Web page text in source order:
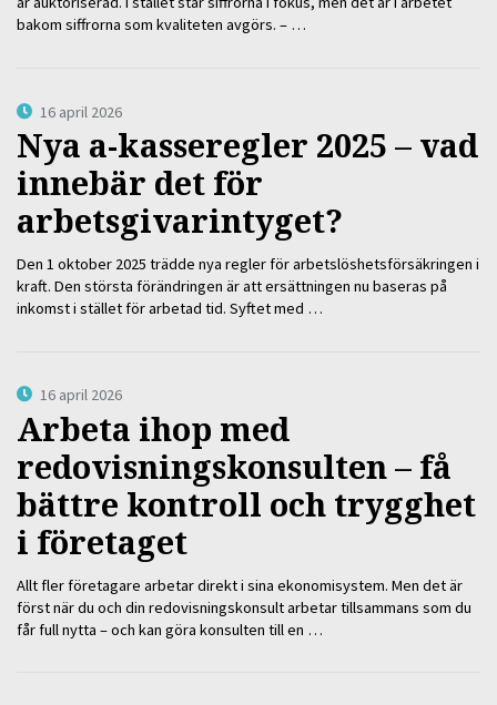
bakom siffrorna som kvaliteten avgörs. – …
16 april 2026
Nya a-kasseregler 2025 – vad
innebär det för
arbetsgivarintyget?
Den 1 oktober 2025 trädde nya regler för arbetslöshetsförsäkringen i
kraft. Den största förändringen är att ersättningen nu baseras på
inkomst i stället för arbetad tid. Syftet med …
16 april 2026
Arbeta ihop med
redovisningskonsulten – få
bättre kontroll och trygghet
i företaget
Allt fler företagare arbetar direkt i sina ekonomisystem. Men det är
först när du och din redovisningskonsult arbetar tillsammans som du
får full nytta – och kan göra konsulten till en …